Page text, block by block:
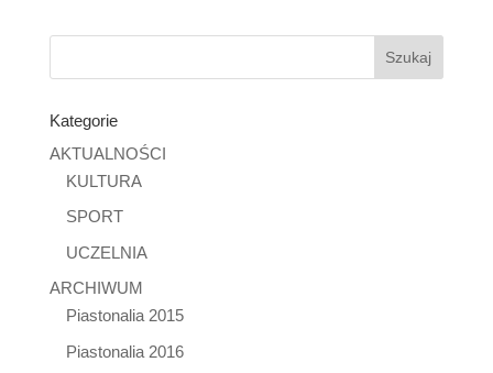
Kategorie
AKTUALNOŚCI
KULTURA
SPORT
UCZELNIA
ARCHIWUM
Piastonalia 2015
Piastonalia 2016